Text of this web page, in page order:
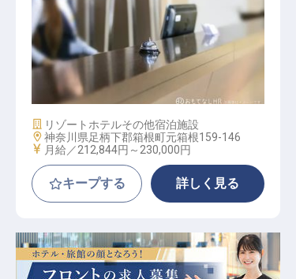
ホテルフロント
施設業態
リゾートホテルその他宿泊施設
勤務地
神奈川県足柄下郡箱根町元箱根159-146
給与
月給／212,844円～ 230,000円
キープする 詳しく見る